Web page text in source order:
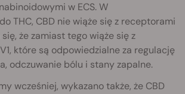
w ECS. W
THC, CBD nie wiąże się z receptorami
się, że zamiast tego wiąże się z
które są odpowiedzialne za regulację
odczuwanie bólu i stany zapalne.
wcześniej, wykazano także, że CBD